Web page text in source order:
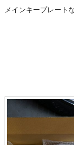
メインキープレート